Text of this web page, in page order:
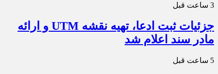
3 ساعت قبل
جزئیات ثبت ادعا، تهیه نقشه UTM و ارائه
مادر سند اعلام شد
5 ساعت قبل